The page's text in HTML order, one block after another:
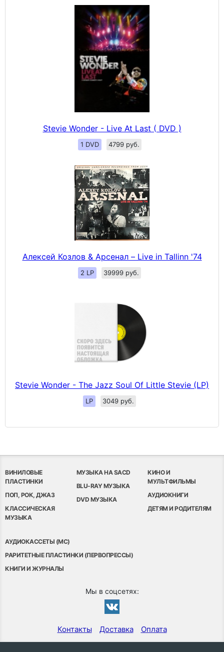
Stevie Wonder - Live At Last ( DVD )
1 DVD 4799 руб.
Алексей Козлов & Арсенал ‎– Live in Tallinn '74
2 LP 39999 руб.
Stevie Wonder - The Jazz Soul Of Little Stevie (LP)
LP 3049 руб.
ВИНИЛОВЫЕ
ПЛАСТИНКИ
ПОП, РОК, ДЖАЗ
КЛАССИЧЕСКАЯ
МУЗЫКА
МУЗЫКА НА SACD
BLU-RAY МУЗЫКА
DVD МУЗЫКА
КИНО И
МУЛЬТФИЛЬМЫ
АУДИОКНИГИ
ДЕТЯМ И РОДИТЕЛЯМ
АУДИОКАССЕТЫ (MC)
РАРИТЕТНЫЕ ПЛАСТИНКИ (ПЕРВОПРЕССЫ)
КНИГИ И ЖУРНАЛЫ
Мы в соцсетях:
Контакты Доставка Оплата